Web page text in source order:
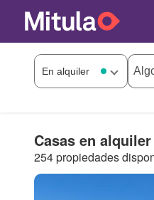
Casas en
254 propiedades